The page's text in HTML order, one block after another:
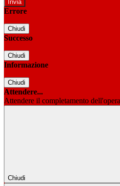
Errore
Chiudi
Successo
Chiudi
Informazione
Chiudi
Attendere...
Attendere il completamento
Chiudi